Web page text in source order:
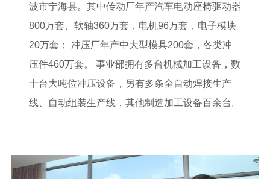
波市宁海县。其中传动厂年产汽车电动座椅驱动器
800万套、软轴360万套，电机96万套，电子模块
20万套； 冲压厂年产中大型模具200套，各类冲
压件460万套。 事业部拥有多台机械加工设备，数
十台大吨位冲压设备，另有多条全自动焊接生产
线、自动组装生产线，其他制造加工设备百余台。